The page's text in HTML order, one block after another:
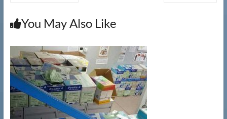
毀|
檔
毀|
碎
紙
服
務
You May Also Like